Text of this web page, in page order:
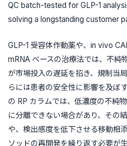
QC batch-tested for GLP-1
solving a longstanding customer
GLP-1 受容体作動薬や、in vivo
mRNA ベースの治療法では、不純
が市場投入の遅延を招き、規制当
らには患者の安全性に影響を及ぼ
の RP カラムでは、低濃度の不純
に分離できない場合があり、その
や、検出感度を低下させる移動相
ソッドの再開発を繰り返す必要が